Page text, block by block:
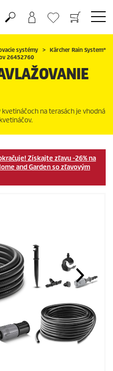
systémy Kärcher Rain System®
26452760
na terasách je vhodná
Získajte zľavu -26% na
and Garden so zľavovým